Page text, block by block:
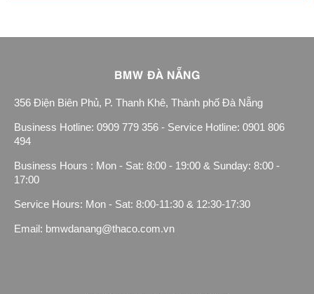
BMW ĐÀ NẴNG
356 Điện Biên Phủ, P. Thanh Khê, Thành phố Đà Nẵng
Business Hotline: 0909 779 356 - Service Hotline: 0901 806
494
Business Hours : Mon - Sat: 8:00 - 19:00 & Sunday: 8:00 -
17:00
Service Hours: Mon - Sat: 8:00-11:30 & 12:30-17:30
Email: bmwdanang@thaco.com.vn